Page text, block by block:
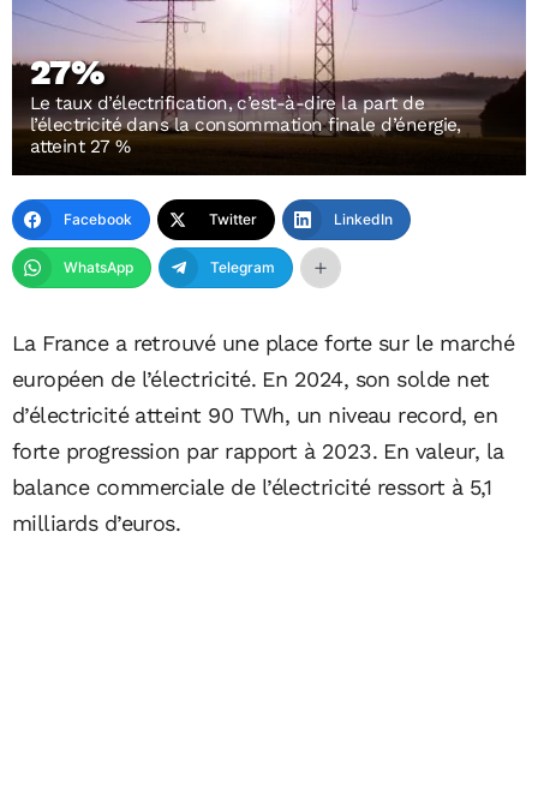
27%
Le taux d’électrification, c’est-à-dire la part de
l’électricité dans la consommation finale d’énergie,
atteint 27 %
Facebook Twitter LinkedIn
WhatsApp Telegram
La France a retrouvé une place forte sur le marché
européen de l’électricité. En 2024, son solde net
d’électricité atteint 90 TWh, un niveau record, en
forte progression par rapport à 2023. En valeur, la
balance commerciale de l’électricité ressort à 5,1
milliards d’euros.